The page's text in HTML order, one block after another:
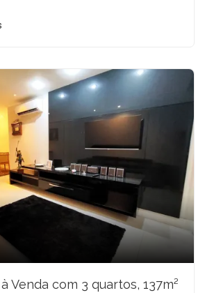
Venda com 3 quartos, 137m²